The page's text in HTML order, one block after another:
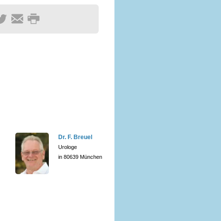
Dr. F. Breuel
Urologe
in 80639 München